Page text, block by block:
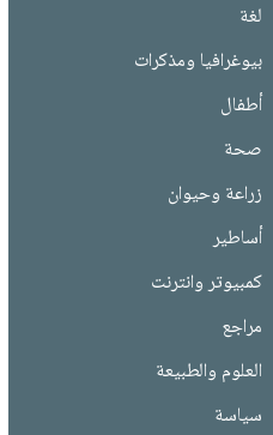
لغة
بيوغرافيا ومذكرات
أطفال
صحة
زراعة وحيوان
أساطير
كمبيوتر وانترنت
مراجع
العلوم والطبيعة
سياسة